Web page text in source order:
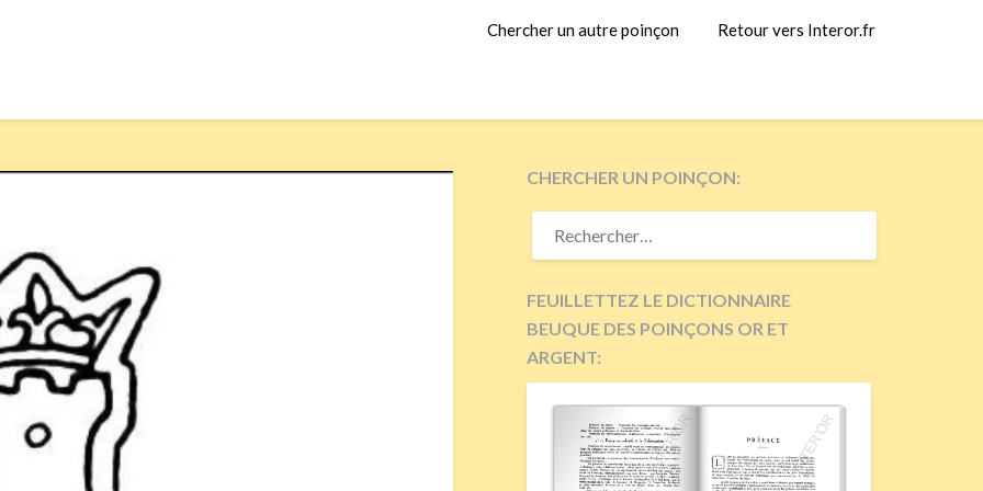
Chercher un autre poinçon Retour vers Interor.fr
CHERCHER UN POINÇON:
RECHERCHER :
FEUILLETTEZ LE DICTIONNAIRE
BEUQUE DES POINÇONS OR ET
ARGENT: